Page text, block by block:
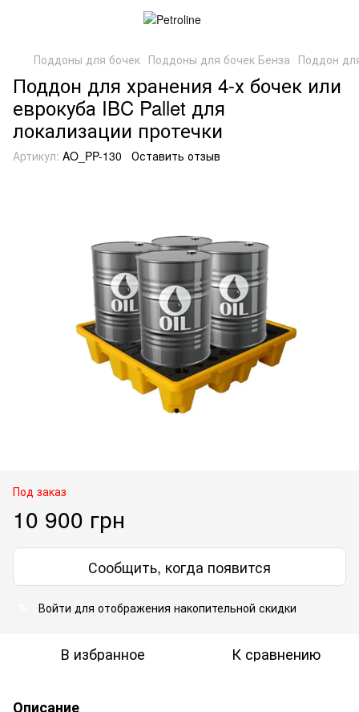
Поддоны для бочек Поддоны для бочек Бенза Поддон
Поддон для хранения 4-х бочек или
еврокуба IBC Pallet для
локализации протечки
Артикул: AO_PP-130 Оставить отзыв
Под заказ
10 900 грн
Сообщить, когда появится
Войти для отображения накопительной скидки
В избранное К сравнению
Описание